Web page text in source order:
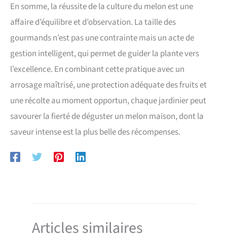
En somme, la réussite de la culture du melon est une
affaire d’équilibre et d’observation. La taille des
gourmands n’est pas une contrainte mais un acte de
gestion intelligent, qui permet de guider la plante vers
l’excellence. En combinant cette pratique avec un
arrosage maîtrisé, une protection adéquate des fruits et
une récolte au moment opportun, chaque jardinier peut
savourer la fierté de déguster un melon maison, dont la
saveur intense est la plus belle des récompenses.
Articles similaires